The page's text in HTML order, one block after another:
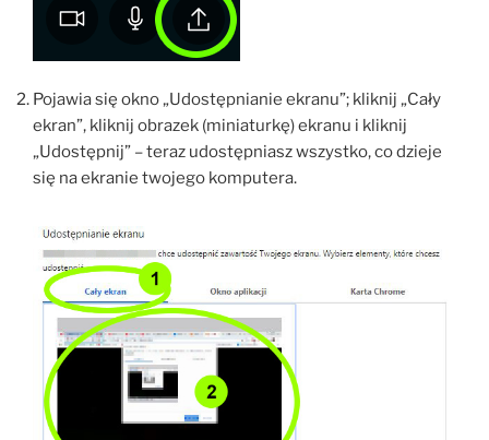
Pojawia się okno „Udostępnianie ekranu”; kliknij „Cały
ekran”, kliknij obrazek (miniaturkę) ekranu i kliknij
„Udostępnij” – teraz udostępniasz wszystko, co dzieje
się na ekranie twojego komputera.